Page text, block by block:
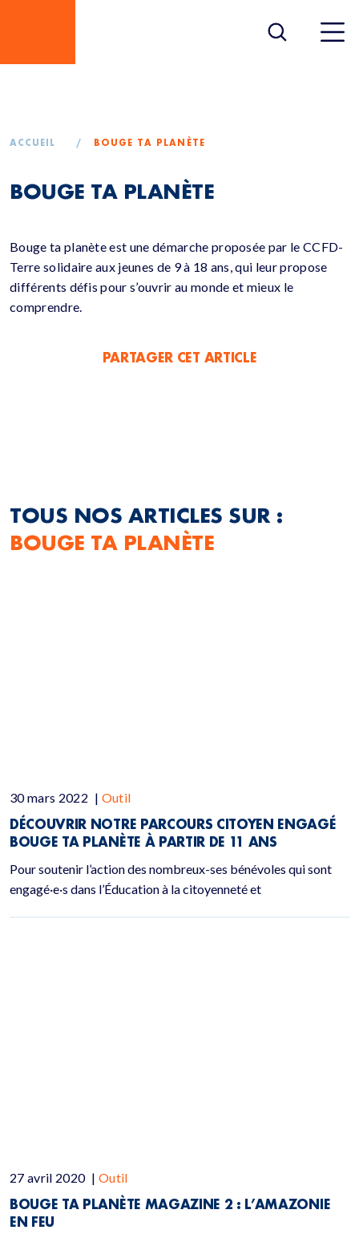
BOUGE TA PLANÈTE
ACCUEIL / BOUGE TA PLANÈTE
BOUGE TA PLANÈTE
Bouge ta planète est une démarche proposée par le CCFD-
Terre solidaire aux jeunes de 9 à 18 ans, qui leur propose
différents défis pour s’ouvrir au monde et mieux le
comprendre.
PARTAGER CET ARTICLE
TOUS NOS ARTICLES SUR :
BOUGE TA PLANÈTE
30 mars 2022 | Outil
DÉCOUVRIR NOTRE PARCOURS CITOYEN ENGAGÉ
BOUGE TA PLANÈTE À PARTIR DE 11 ANS
Pour soutenir l’action des nombreux-ses bénévoles qui sont
engagé·e·s dans l’Éducation à la citoyenneté et
27 avril 2020 | Outil
BOUGE TA PLANÈTE MAGAZINE 2 : L’AMAZONIE
EN FEU